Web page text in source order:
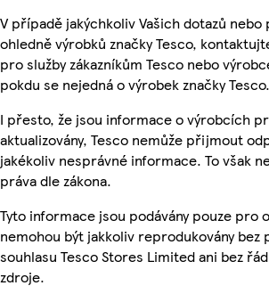
V případě jakýchkoliv Vašich dotazů
ohledně výrobků značky Tesco,
pro služby zákazníkům Tesco nebo
pokdu se nejedná o výrobek značky Tesco.
I přesto, že jsou informace o výrobcích
aktualizovány, Tesco nemůže přijmout
jakékoliv nesprávné informace. To však
práva dle zákona.
Tyto informace jsou podávány pouze pro
nemohou být jakkoliv reprodukovány bez
souhlasu Tesco Stores Limited ani bez
zdroje.